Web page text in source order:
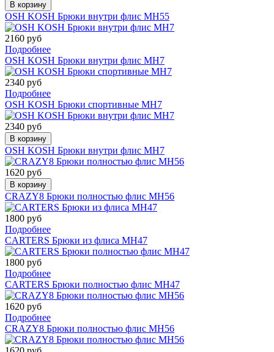
В корзину
OSH KOSH Брюки внутри флис МН55
2160 руб
Подробнее
OSH KOSH Брюки внутри флис МН7
2340 руб
Подробнее
OSH KOSH Брюки спортивные МН7
2340 руб
В корзину
OSH KOSH Брюки внутри флис МН7
1620 руб
В корзину
CRAZY8 Брюки полностью флис МН56
1800 руб
Подробнее
CARTERS Брюки из флиса МН47
1800 руб
Подробнее
CARTERS Брюки полностью флис МН47
1620 руб
Подробнее
CRAZY8 Брюки полностью флис МН56